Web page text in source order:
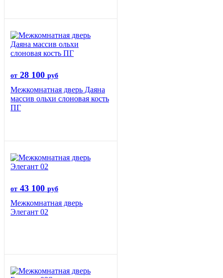
от 28 100 руб
Межкомнатная дверь Даяна
массив ольхи слоновая кость
ПГ
от 43 100 руб
Межкомнатная дверь
Элегант 02